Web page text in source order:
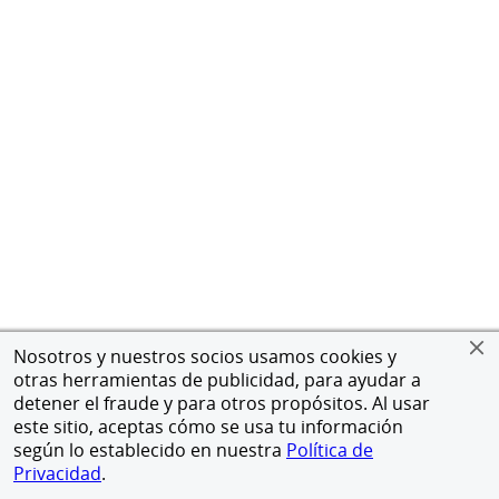
Nosotros y nuestros socios usamos cookies y
otras herramientas de publicidad, para ayudar a
detener el fraude y para otros propósitos. Al usar
este sitio, aceptas cómo se usa tu información
según lo establecido en nuestra Política de
Privacidad.